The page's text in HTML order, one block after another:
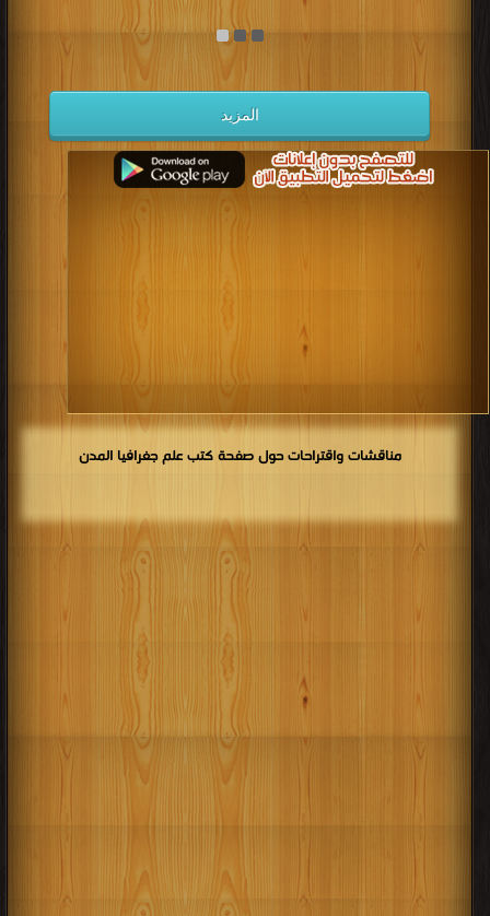
المزيد
مناقشات واقتراحات حول صفحة كتب علم جغرافيا المدن